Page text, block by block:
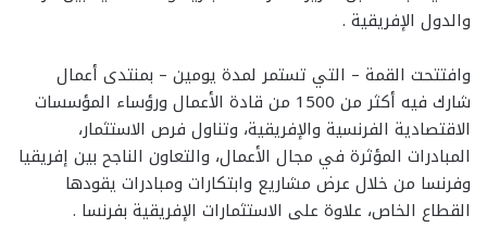
والدول الإفريقية .
وافتتحت القمة – التي تستمر لمدة يومين – بمنتدى أعمال
شارك فيه أكثر من 1500 من قادة الأعمال ورؤساء المؤسسات
الاقتصادية الفرنسية والإفريقية، وتناول فرص الاستثمار،
المبادرات المؤثرة في مجال الأعمال، والتعاون الناجح بين إفريقيا
وفرنسا من خلال عرض مشاريع وابتكارات ومبادرات يقودها
القطاع الخاص، علاوة على الاستثمارات الإفريقية بفرنسا .